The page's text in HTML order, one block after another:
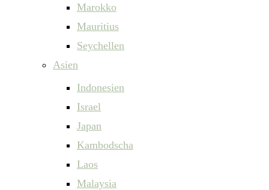
Marokko
Mauritius
Seychellen
Asien
Indonesien
Israel
Japan
Kambodscha
Laos
Malaysia